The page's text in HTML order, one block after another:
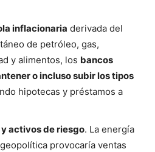
inflacionaria derivada del
de petróleo, gas,
y alimentos, los bancos
o incluso subir los tipos
hipotecas y préstamos a
activos de riesgo. La energía
provocaría ventas